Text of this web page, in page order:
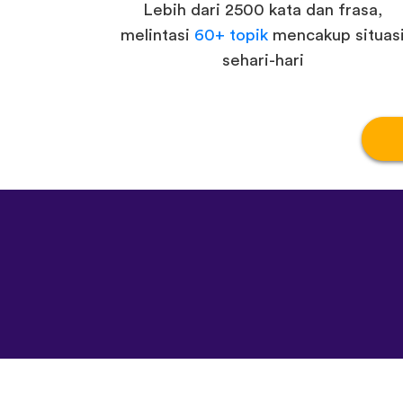
Lebih dari 2500 kata dan frasa,
melintasi 60+ topik mencakup
sehari-hari